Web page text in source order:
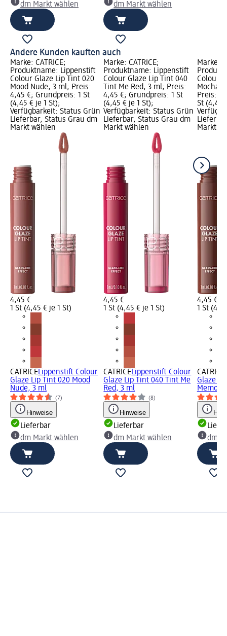
dm Markt wählen
dm Markt wählen
Andere Kunden kauften auch
Marke: CATRICE;
Produktname: Lippenstift
Colour Glaze Lip Tint 020
Mood Nude, 3 ml; Preis:
4,45 €; Grundpreis: 1 St
(4,45 € je 1 St);
Verfügbarkeit: Status Grün
Lieferbar, Status Grau dm
Markt wählen
4,45 €
1 St (4,45 € je 1 St)
CATRICELippenstift Colour
Glaze Lip Tint 020 Mood
Nude, 3 ml
(7)
Hinweise
Lieferbar
dm Markt wählen
Marke: CATRICE;
Produktname: Lippenstift
Colour Glaze Lip Tint 040
Tint Me Red, 3 ml; Preis:
4,45 €; Grundpreis: 1 St
(4,45 € je 1 St);
Verfügbarkeit: Status Grün
Lieferbar, Status Grau dm
Markt wählen
4,45 €
1 St (4,45 € je 1 St)
CATRICELippenstift Colour
Glaze Lip Tint 040 Tint Me
Red, 3 ml
(8)
Hinweise
Lieferbar
dm Markt wählen
Marke:
Colour
Mocha
Preis:
St (4,45
Markt
4,45 €
1 St
CATRICE
Glaze
dm